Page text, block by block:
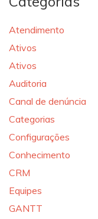
Atendimento
Ativos
Ativos
Auditoria
Canal de denúncia
Categorias
Configurações
Conhecimento
CRM
Equipes
GANTT